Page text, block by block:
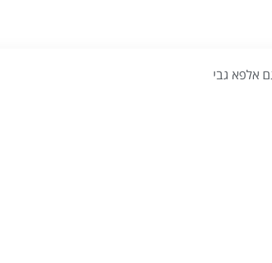
אלפא גבי